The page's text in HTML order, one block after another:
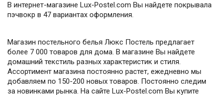
В интернет-магазине Lux-Postel.com Вы найдете покрывала
пэчвокр в 47 вариантах оформления.
Магазин постельного белья Люкс Постель предлагает
более 7 000 товаров для дома. В магазине Вы найдете
домашний текстиль разных характеристик и стиля.
Ассортимент магазина постоянно растет, ежедневно мы
добавляем по 150-200 новых товаров. Постоянно следим
за новинками рынка. На сайте Lux-Postel.com Вы купите